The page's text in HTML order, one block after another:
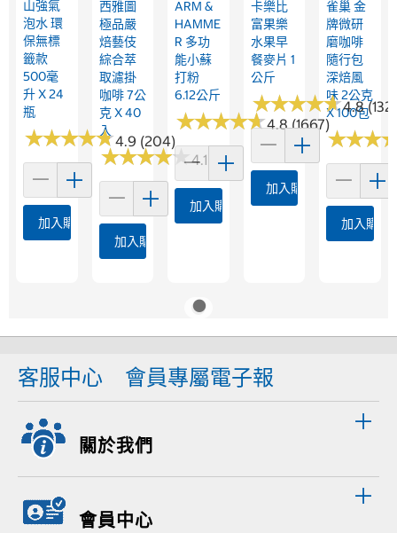
山強氣
泡水 環
保無標
籤款
500毫
升 X 24
瓶
★★★★★
★★★★★4.9 (204)
加入購物車
西雅圖
極品嚴
焙藝伎
綜合萃
取濾掛
咖啡 7公
克 X 40
入
★★★★★
★★★★★4.1 (535)
加入購物車
ARM &
HAMME
R 多功
能小蘇
打粉
6.12公斤
★★★★★
★★★★★4.8 (1667)
加入購物車
卡樂比
富果樂
水果早
餐麥片 1
公斤
★★★★★
★★★★★4.8
加入購物車
雀巢 金
牌微研
磨咖啡
隨行包
深焙風
味 2公克
X 100包
★★★
★★★
加入購物
客服中心 會員專屬電子報
關於我們
會員中心